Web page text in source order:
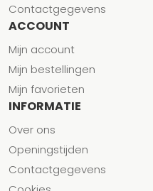
Contactgegevens
ACCOUNT
Mijn account
Mijn bestellingen
Mijn favorieten
INFORMATIE
Over ons
Openingstijden
Contactgegevens